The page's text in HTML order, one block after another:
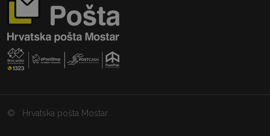
© Hrvatska pošta Mostar